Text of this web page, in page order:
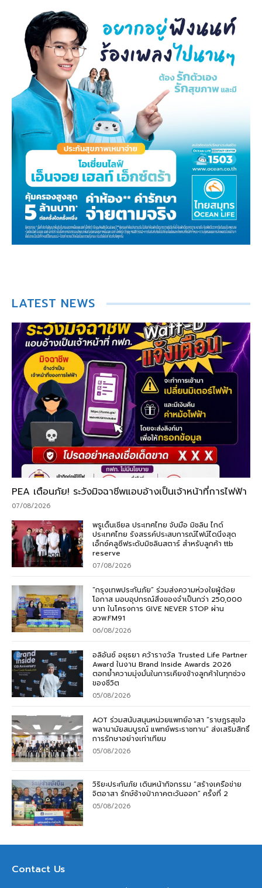
LATEST NEWS
PEA เตือนภัย! ระวังมิจฉาชีพแอบอ้างเป็นเจ้าหน้าที่การไฟฟ้า
07/08/2026
พรูเด็นเชียล ประเทศไทย จับมือ มิชลิน ไกด์
ประเทศไทย รังสรรค์ประสบการณ์ไฟน์ไดนิ่งสุด
เอ็กซ์คลูซีฟระดับมิชลินสตาร์ สำหรับลูกค้า ttb
reserve
07/08/2026
“กรุงเทพประกันภัย” ร่วมส่งความห่วงใยผู้ด้อย
โอกาส มอบอุปกรณ์สิ่งของจำเป็นกว่า 250,000
บาท ในโครงการ GIVE NEVER STOP ผ่าน
สวพ.FM91
06/08/2026
อลิอันซ์ อยุธยา คว้ารางวัล Trusted Life Partner
Award ในงาน Brand Inside Awards 2026
ตอกย้ำความมุ่งมั่นในการเคียงข้างลูกค้าในทุกช่วง
ของชีวิต
05/08/2026
AOT ร่วมสนับสนุนหน่วยแพทย์อาสา “ราษฎรสุขใจ
พลานามัยสมบูรณ์ แพทย์พระราชทาน” ส่งเสริมสิทธิ์
การรักษาอย่างเท่าเทียม
05/08/2026
วิริยะประกันภัย เดินหน้ากิจกรรม “สร้างเครือข่าย
จิตอาสา รักษ์ช้างป่าภาคตะวันออก” ครั้งที่ 2
05/08/2026
Contact Us